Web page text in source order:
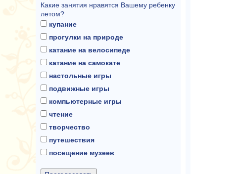
Какие занятия нравятся Вашему ребенку
летом?
купание
прогулки на природе
катание на велосипеде
катание на самокате
настольные игры
подвижные игры
компьютерные игры
чтение
творчество
путешествия
посещение музеев